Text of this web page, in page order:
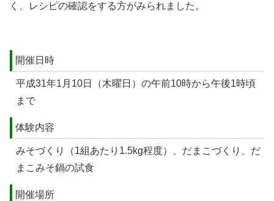
く、レシピの確認をする方がみられました。
開催日時
平成31年1月10日（木曜日）の午前10時から午後1時頃
まで
体験内容
みそづくり（1組あたり1.5kg程度）、だまこづくり、だ
まこみそ鍋の試食
開催場所